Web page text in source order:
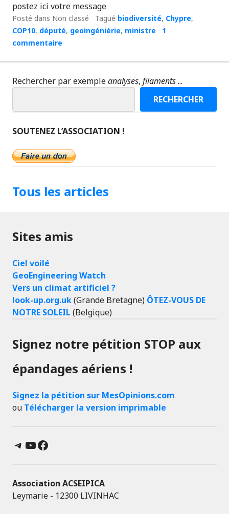
postez ici votre message
Posté dans Non classé Tagué biodiversité, Chypre,
COP10, député, geoingéniérie, ministre
1
commentaire
Rechercher par exempleanalyses, filaments...
RECHERCHER
SOUTENEZ L’ASSOCIATION !
Tous les articles
Sites amis
Ciel voilé
GeoEngineering Watch
Vers un climat artificiel ?
look-up.org.uk(Grande Bretagne) ÔTEZ-VOUS DE
NOTRE SOLEIL (Belgique)
Signez notre pétition STOP aux
épandages aériens !
Signez la pétition sur MesOpinions.com
ou Télécharger la version imprimable
Telegram
YouTube
Facebook
Association ACSEIPICA
Leymarie - 12300 LIVINHAC